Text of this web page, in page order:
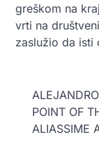
greškom na
vrti na
zaslužio da isti
POINT OF
ALIASSIME